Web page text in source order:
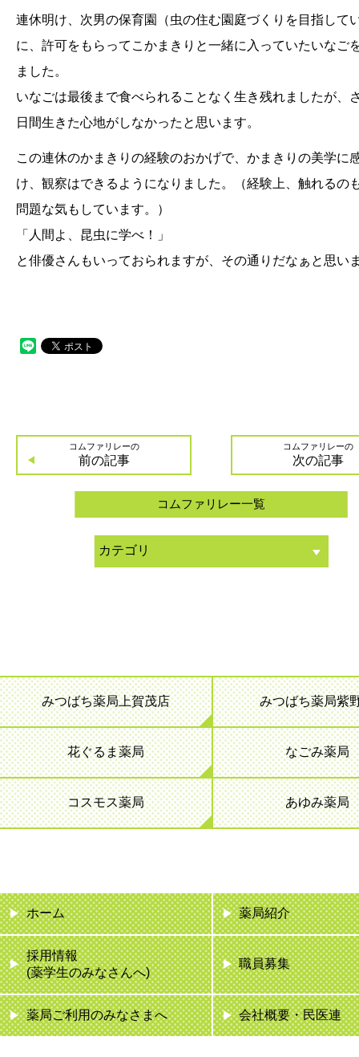
連休明け、次男の保育園（虫の住む園庭づくりを目指して
に、許可をもらってこかまきりと一緒に入っていたいなご
ました。
いなごは最後まで食べられることなく生き残れましたが、
日間生きた心地がしなかったと思います。
この連休のかまきりの経験のおかげで、かまきりの美学に
け、観察はできるようになりました。（経験上、触れるの
問題な気もしています。）
「人間よ、昆虫に学べ！」
と俳優さんもいっておられますが、その通りだなぁと思い
コムファリレーの
前の記事
コムファリレー一覧
コムファリレーの
次の記事
みつばち薬局上賀茂店 みつばち薬局紫
花ぐるま薬局 なごみ薬局
コスモス薬局 あゆみ薬局
ホーム 薬局紹介
採用情報
(薬学生のみなさんへ)
職員募集
薬局ご利用のみなさまへ 会社概要・民医連